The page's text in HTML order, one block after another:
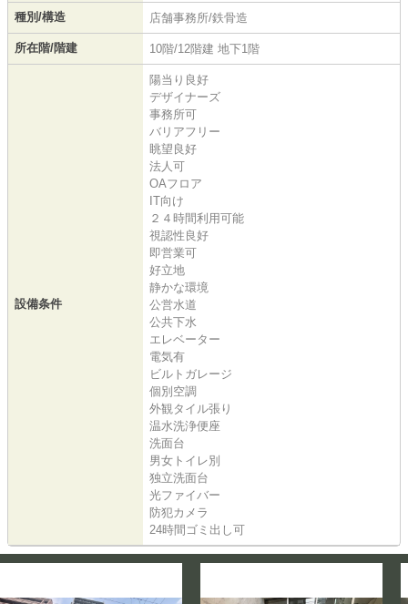
種別/構造 店舗事務所/鉄骨造
所在階/階建 10階/12階建 地下1階
設備条件
陽当り良好
デザイナーズ
事務所可
バリアフリー
眺望良好
法人可
OAフロア
IT向け
２４時間利用可能
視認性良好
即営業可
好立地
静かな環境
公営水道
公共下水
エレベーター
電気有
ビルトガレージ
個別空調
外観タイル張り
温水洗浄便座
洗面台
男女トイレ別
独立洗面台
光ファイバー
防犯カメラ
24時間ゴミ出し可